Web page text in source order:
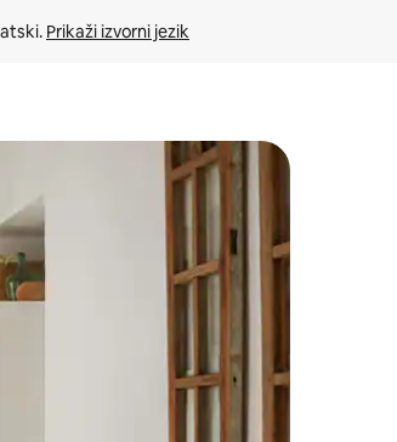
Prikaži izvorni jezik
dolje, kao i dodirom ili prelaskom prstom po